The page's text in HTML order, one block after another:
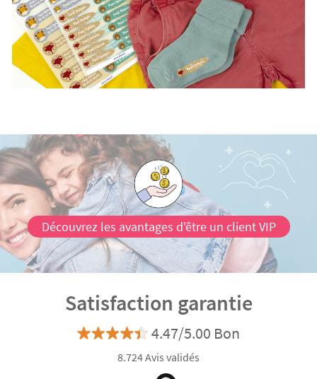
Découvrez les avantages d'être un client VIP
Satisfaction garantie
4.47/5.00 Bon
8.724 Avis validés